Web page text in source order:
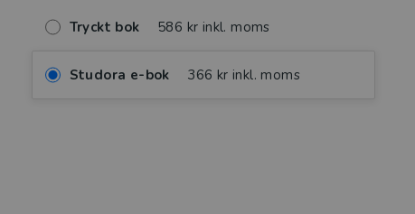
Tryckt bok 586 kr inkl. moms
Studora e-bok 366 kr inkl. moms